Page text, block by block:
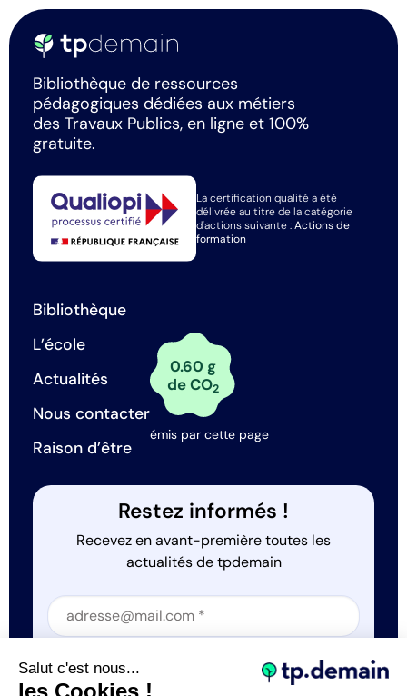
Bibliothèque de ressources
pédagogiques dédiées aux métiers
des Travaux Publics, en ligne et 100%
gratuite.
La certification qualité a été
délivrée au titre de la catégorie
d'actions suivante :Actions de
formation
Bibliothèque
L’école
Actualités
Nous contacter
Raison d’être
0.60 g
de CO2
émis par cette page
Restez informés !
Recevez en avant-première toutes les
actualités de tpdemain
Section
Section
J'accepte que tp.demain utilise mes informations
Salut c'est nous...
les Cookies !